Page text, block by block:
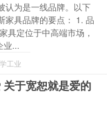
认为是一线品牌。以下
家具品牌的要点： 1. 品
具定位于中高端市场，
业...
工业
于宽恕就是爱的